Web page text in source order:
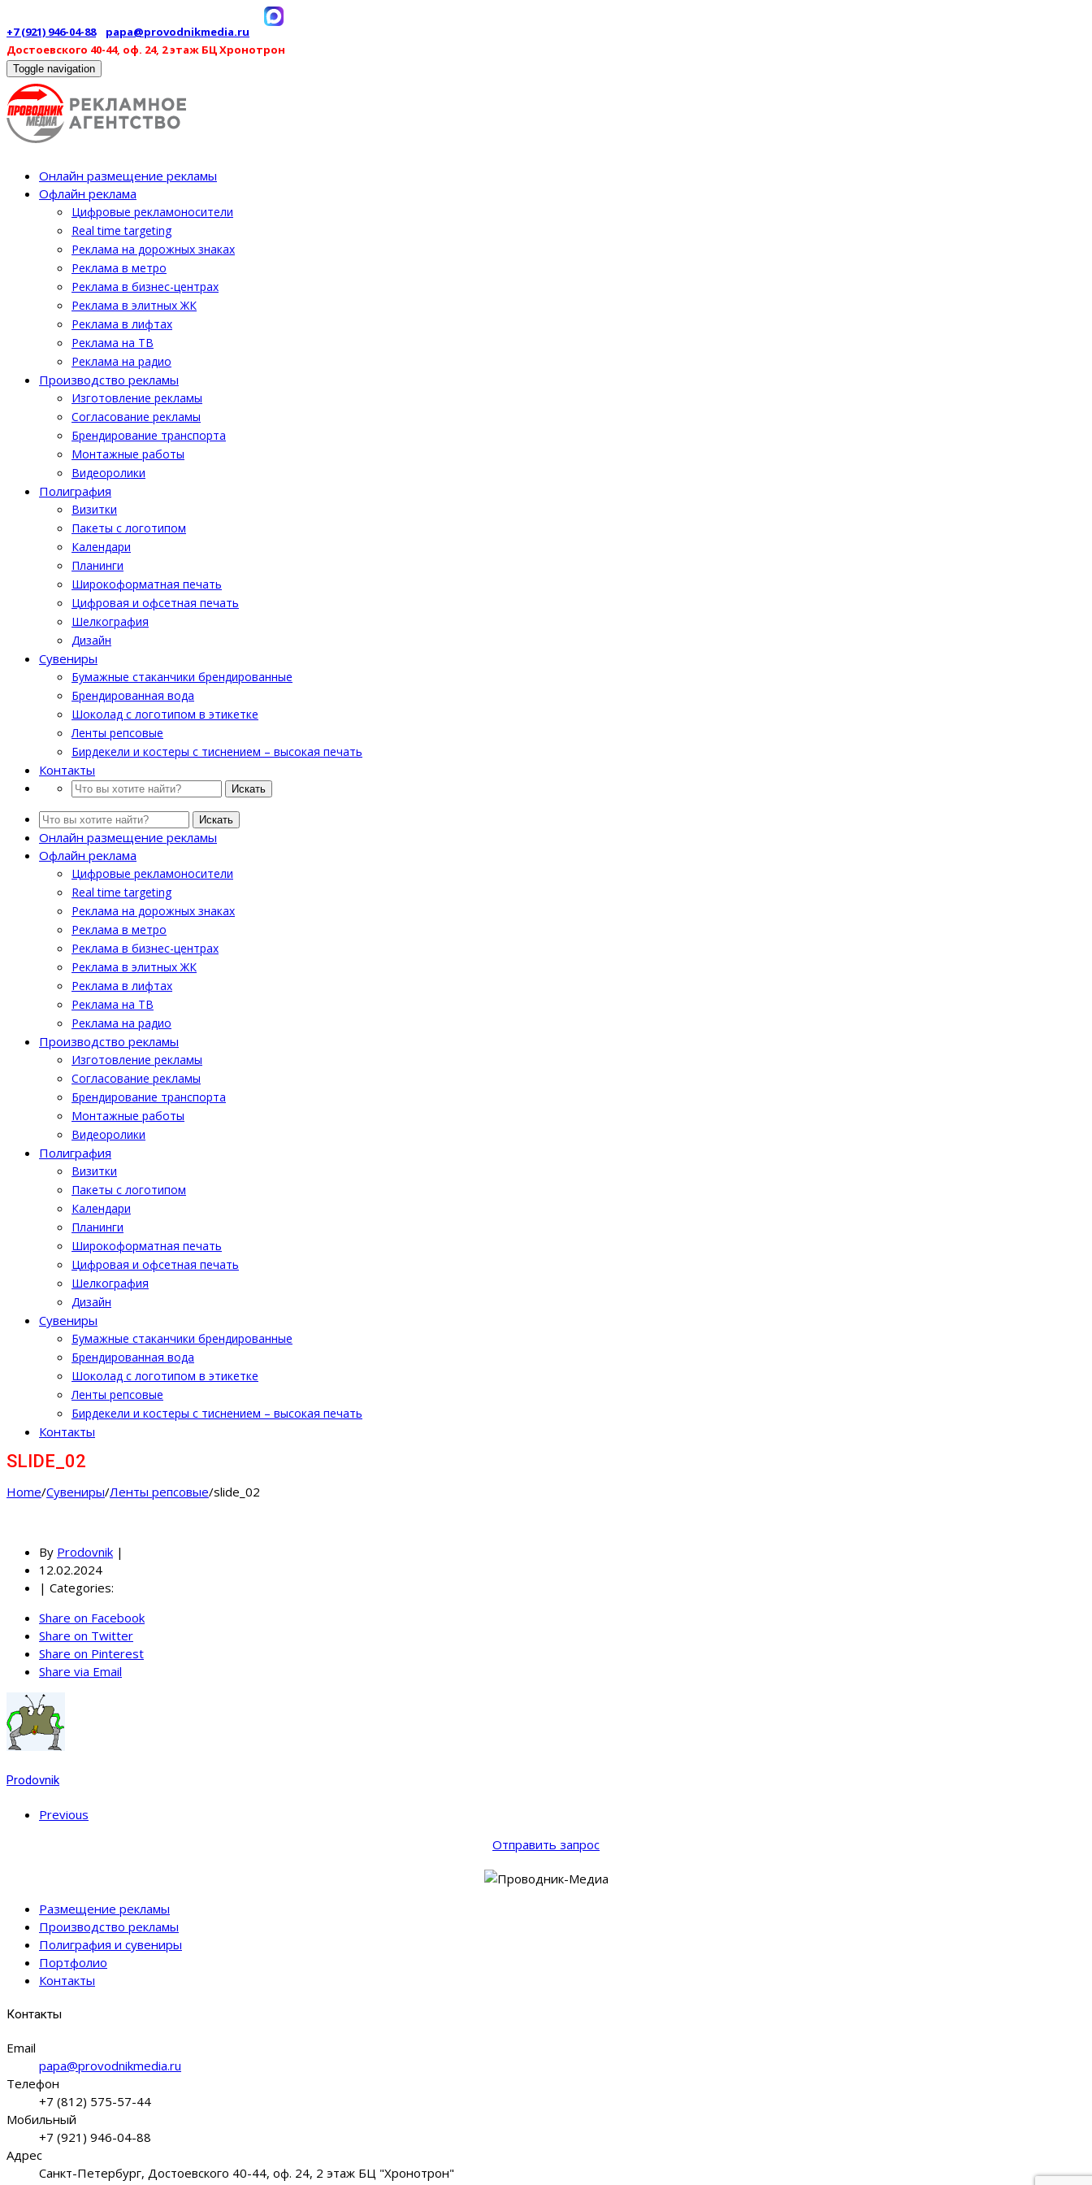
+7 (921) 946-04-88
papa@provodnikmedia.ru
Достоевского 40-44, оф. 24, 2 этаж БЦ Хронотрон
Toggle navigation
Онлайн размещение рекламы
Офлайн реклама
Цифровые рекламоносители
Real time targeting
Реклама на дорожных знаках
Реклама в метро
Реклама в бизнес-центрах
Реклама в элитных ЖК
Реклама в лифтах
Реклама на ТВ
Реклама на радио
Производство рекламы
Изготовление рекламы
Cогласование рекламы
Брендирование транспорта
Монтажные работы
Видеоролики
Полиграфия
Визитки
Пакеты с логотипом
Календари
Планинги
Широкоформатная печать
Цифровая и офсетная печать
Шелкография
Дизайн
Cувениры
Бумажные стаканчики брендированные
Брендированная вода
Шоколад с логотипом в этикетке
Ленты репсовые
Бирдекели и костеры с тиснением – высокая печать
Контакты
Искать
Искать
Онлайн размещение рекламы
Офлайн реклама
Цифровые рекламоносители
Real time targeting
Реклама на дорожных знаках
Реклама в метро
Реклама в бизнес-центрах
Реклама в элитных ЖК
Реклама в лифтах
Реклама на ТВ
Реклама на радио
Производство рекламы
Изготовление рекламы
Cогласование рекламы
Брендирование транспорта
Монтажные работы
Видеоролики
Полиграфия
Визитки
Пакеты с логотипом
Календари
Планинги
Широкоформатная печать
Цифровая и офсетная печать
Шелкография
Дизайн
Cувениры
Бумажные стаканчики брендированные
Брендированная вода
Шоколад с логотипом в этикетке
Ленты репсовые
Бирдекели и костеры с тиснением – высокая печать
Контакты
SLIDE_02
Home/Cувениры/Ленты репсовые/slide_02
By Prodovnik |
12.02.2024
| Categories:
Share on Facebook
Share on Twitter
Share on Pinterest
Share via Email
Prodovnik
Previous
Отправить запрос
Размещение рекламы
Производство рекламы
Полиграфия и сувениры
Портфолио
Контакты
Контакты
Email
papa@provodnikmedia.ru
Телефон
+7 (812) 575-57-44
Мобильный
+7 (921) 946-04-88
Адрес
Санкт-Петербург, Достоевского 40-44, оф. 24, 2 этаж БЦ "Хронотрон"